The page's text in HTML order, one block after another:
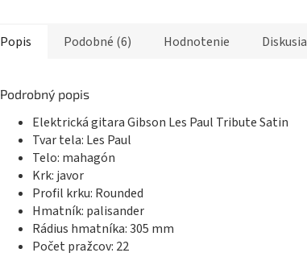
Popis Podobné (6) Hodnotenie Diskusia
Podrobný popis
Elektrická gitara Gibson Les Paul Tribute Satin
Tvar tela: Les Paul
Telo: mahagón
Krk: javor
Profil krku: Rounded
Hmatník: palisander
Rádius hmatníka: 305 mm
Počet pražcov: 22